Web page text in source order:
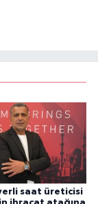
saat üreticisi